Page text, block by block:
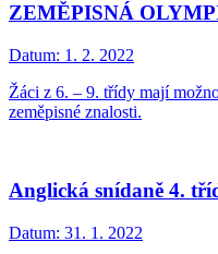
ZEMĚPISNÁ
Datum: 1. 2. 2022
Žáci z 6. – 9. třídy mají
zeměpisné znalosti.
Anglická snídaně 4.
Datum: 31. 1. 2022